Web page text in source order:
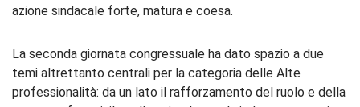
azione sindacale forte, matura e coesa.
La seconda giornata congressuale ha dato spazio a due
temi altrettanto centrali per la categoria delle Alte
professionalità: da un lato il rafforzamento del ruolo e della